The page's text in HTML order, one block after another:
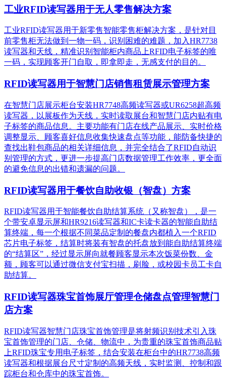
工业RFID读写器用于无人零售解决方案
工业RFID读写器用于新零售智能零售柜解决方案，是针对目
前零售柜无法做到一物一码，识别困难的难题，加入HR7738
读写器和天线，精准识别​智能柜内商品上RFID电子标签的唯
一码，实现顾客开门自取，即拿即走，无感支付的目的。
RFID读写器用于智慧门店销售租赁展示管理方案
在智慧门店展示柜台安装HR7748高频读写器或UR6258超高频
读写器，以展板作为天线，实时读取展台和智慧门店内贴有电
子标签的商品信息。主要功能有门店在线产品展示、实时价格
调整显示、顾客喜好信息收集快速盘点等功能，能防备快捷的
查找出鞋包商品的相关详细信息，并完全结合了RFID自动识
别管理的方式，更进一步提高门店数据管理工作效率，更全面
的避免信息的出错和遗漏的问题。
RFID读写器用于餐饮自助收银（智盘）方案
RFID读写器用于智能餐饮自助结算系统（又称智盘），是一
个带安卓显示屏和HR9216读写器和IC卡读卡器的智能自助结
算终端，每一个根据不同菜品定制的餐盘内都植入一个RFID
芯片电子标签，结算时将装有智盘的托盘放到能自助结算终端
的“结算区”，经过显示屏向就餐顾客显示本次饭菜份数、金
额，顾客可以通过微信支付宝扫描，刷脸，或校园卡员工卡自
助结算。
RFID读写器珠宝首饰展厅管理仓储盘点管理智慧门
店方案
RFID读写器智慧门店珠宝首饰管理是将射频识别技术引入珠
宝首饰管理的门店、仓储、物流中，为贵重的珠宝首饰商品贴
上RFID珠宝专用电子标签，结合安装在柜台中的HR7738高频
读写器和根据展台尺寸定制的高频天线，实时监测、控制和跟
踪柜台和仓库中的珠宝首饰。